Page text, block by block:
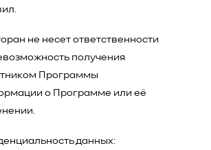
не несет ответственности
получения
Программы
о Программе или её
данных: